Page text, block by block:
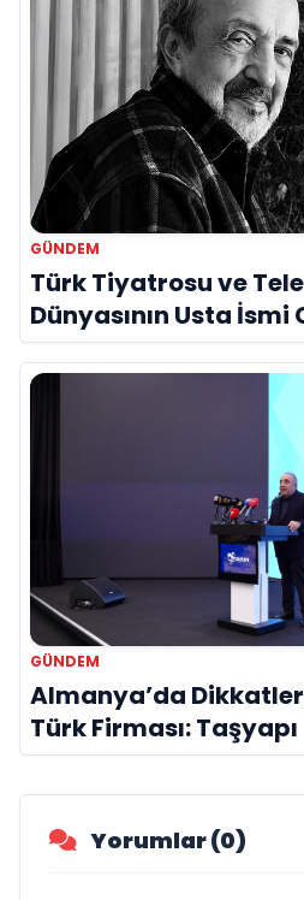
GÜNDEM
Türk Tiyatrosu ve
Dünyasının Usta İsmi
Hayatını Kaybetti
GÜNDEM
Almanya’da
Türk Firması: Taşyapı
Yorumlar (0)